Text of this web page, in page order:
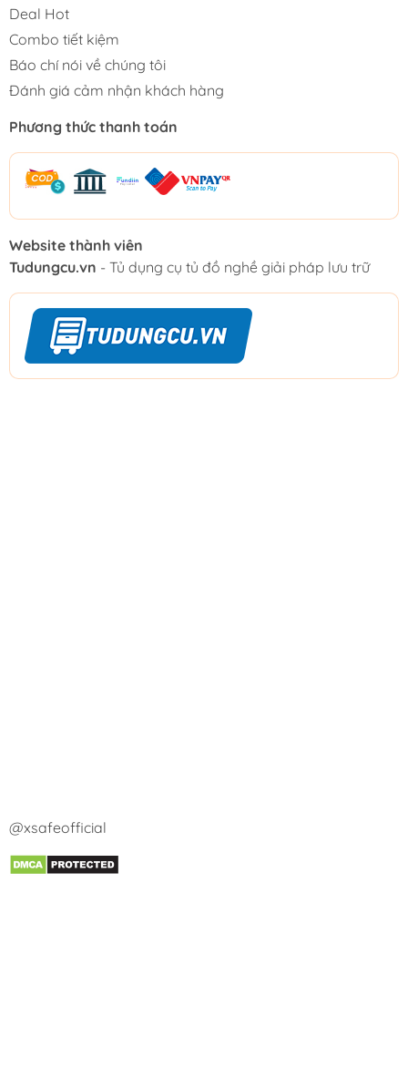
Deal Hot
Combo tiết kiệm
Báo chí nói về chúng tôi
Đánh giá cảm nhận khách hàng
Phương thức thanh toán
Website thành viên
Tudungcu.vn - Tủ dụng cụ tủ đồ nghề giải pháp lưu trữ
@xsafeofficial